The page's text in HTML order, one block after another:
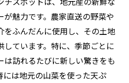
魅力です。農家直送の野菜や
をふんだんに使用し、その土地
しています。特に、季節ごとに
訪れるたびに新しい驚きをも
には地元の山菜を使った天ぷ